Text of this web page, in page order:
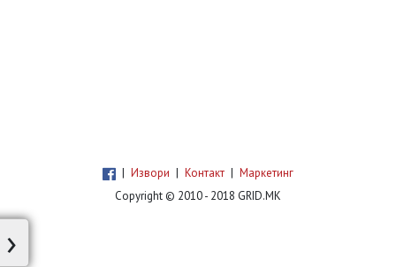
| Извори | Контакт | Маркетинг
Copyright © 2010 - 2018 GRID.MK
›